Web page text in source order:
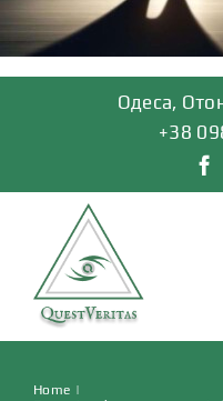
Одеса,
+38
Home |